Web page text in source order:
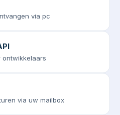
via pc
ontwikkelaars
via uw mailbox